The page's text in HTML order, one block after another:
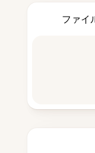
ファイ